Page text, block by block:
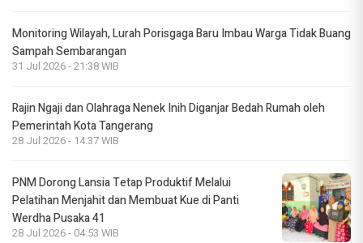
Monitoring Wilayah, Lurah Porisgaga Baru Imbau Warga Tidak Buang
Sampah Sembarangan
31 Jul 2026 - 21:38 WIB
Rajin Ngaji dan Olahraga Nenek Inih Diganjar Bedah Rumah oleh
Pemerintah Kota Tangerang
28 Jul 2026 - 14:37 WIB
PNM Dorong Lansia Tetap Produktif Melalui
Pelatihan Menjahit dan Membuat Kue di Panti
Werdha Pusaka 41
28 Jul 2026 - 04:53 WIB